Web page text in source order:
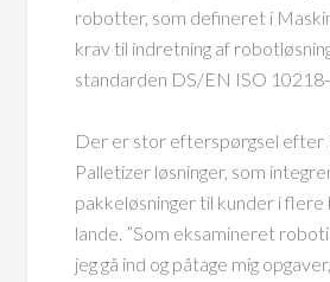
robotter, som defineret i
krav til indretning af
standarden DS/EN ISO
Der er stor efterspørgsel efter
Palletizer løsninger, som
pakkeløsninger til kunder i flere
lande. ”Som eksamineret
jeg gå ind og påtage mig